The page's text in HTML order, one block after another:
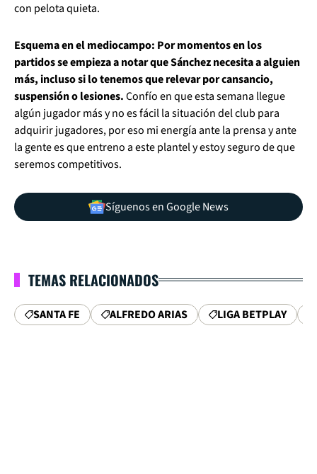
con pelota quieta.
Esquema en el mediocampo: Por momentos en los
partidos se empieza a notar que Sánchez necesita a alguien
más, incluso si lo tenemos que relevar por cansancio,
suspensión o lesiones.Confío en que esta semana llegue
algún jugador más y no es fácil la situación del club para
adquirir jugadores, por eso mi energía ante la prensa y ante
la gente es que entreno a este plantel y estoy seguro de que
seremos competitivos.
Síguenos en Google News
TEMAS RELACIONADOS
SANTA FE ALFREDO ARIAS LIGA BETPLAY